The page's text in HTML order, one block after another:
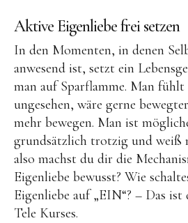
Aktive Eigenliebe frei setzen
In den Momenten, in denen
anwesend ist, setzt ein
man auf Sparflamme. Man
ungesehen, wäre gerne
mehr bewegen. Man ist
grundsätzlich trotzig und weiß
also machst du dir die
Eigenliebe bewusst? Wie
Eigenliebe auf „EIN“? – Das ist
Tele Kurses.